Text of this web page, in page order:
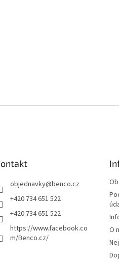
objednavky@benco.cz
+420 734 651 522
+420 734 651 522
https://www.facebook.co
m/Benco.cz/
O